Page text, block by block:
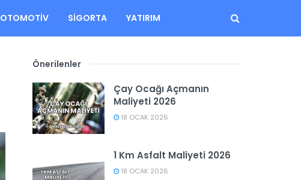
OTOMOTIV SIGORTA YATIRIM
Önerilenler
Çay Ocağı Açmanın
Maliyeti 2026
18 OCAK 2026
1 Km Asfalt Maliyeti 2026
18 OCAK 2026